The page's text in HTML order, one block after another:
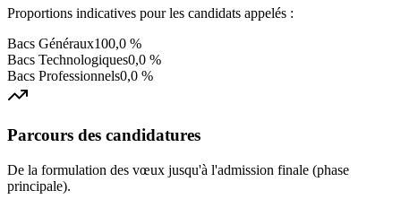
Proportions indicatives pour les candidats appelés :
Bacs Généraux100,0 %
Bacs Technologiques0,0 %
Bacs Professionnels0,0 %
Parcours des candidatures
De la formulation des vœux jusqu'à l'admission finale (phase
principale).